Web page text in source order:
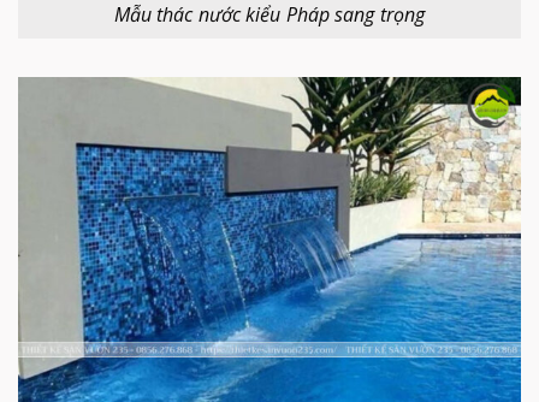
Mẫu thác nước kiểu Pháp sang trọng